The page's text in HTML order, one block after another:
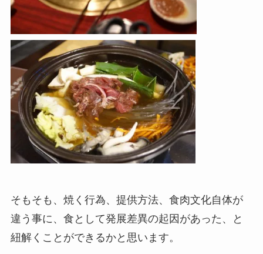
そもそも、焼く行為、提供方法、食肉文化自体が
違う事に、食として発展差異の起因があった、と
紐解くことができるかと思います。